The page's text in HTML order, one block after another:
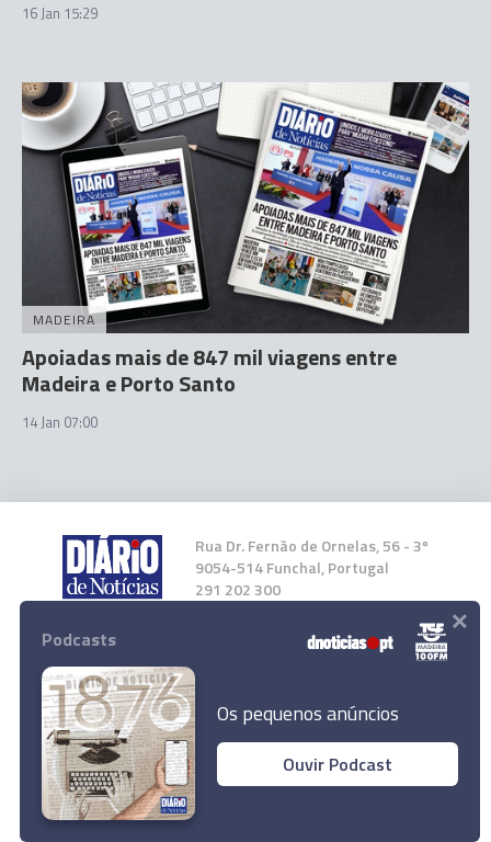
16 Jan 15:29
MADEIRA
Apoiadas mais de 847 mil viagens entre
Madeira e Porto Santo
14 Jan 07:00
Rua Dr. Fernão de Ornelas, 56 - 3º
9054-514 Funchal, Portugal
291 202 300
Instale a nossa App
© 2024 Empresa Diário de Notícias, Lda.
Todos os direitos reservados.
Podcasts
Os pequenos anúncios
Ouvir Podcast
×